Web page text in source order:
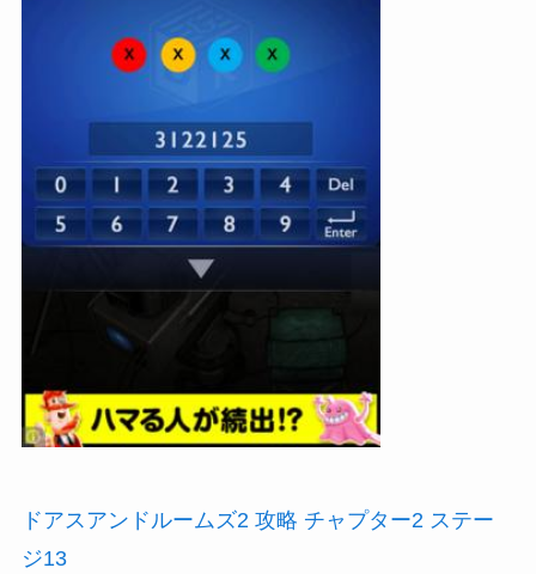
ドアスアンドルームズ2 攻略 チャプター2 ステー
ジ13